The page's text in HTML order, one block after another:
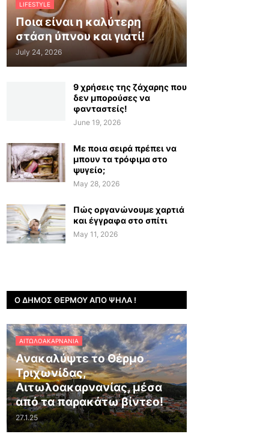
LIFESTYLE
Ποια είναι η καλύτερη
στάση ύπνου και γιατί!
July 24, 2026
9 χρήσεις της ζάχαρης που
δεν μπορούσες να
φανταστείς!
June 19, 2026
Με ποια σειρά πρέπει να
μπουν τα τρόφιμα στο
ψυγείο;
May 28, 2026
Πώς οργανώνουμε χαρτιά
και έγγραφα στο σπίτι
May 11, 2026
Ο ΔΉΜΟΣ ΘΈΡΜΟΥ ΑΠΌ ΨΗΛΆ !
ΑΙΤΩΛΟΑΚΑΡΝΑΝΊΑ
Ανακαλύψτε το Θέρμο
Τριχωνίδας,
Αιτωλοακαρνανίας, μέσα
από τα παρακάτω βίντεο!
27.1.25